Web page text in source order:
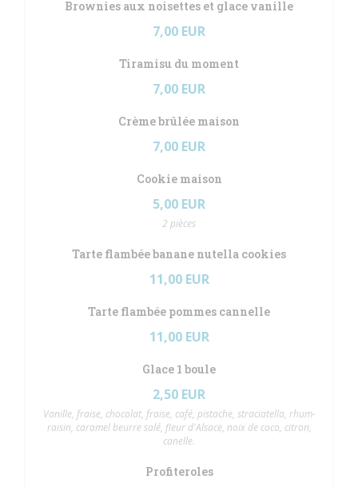
Brownies aux noisettes et glace vanille
7,00 EUR
Tiramisu du moment
7,00 EUR
Crème brûlée maison
7,00 EUR
Cookie maison
5,00 EUR
2 pièces
Tarte flambée banane nutella cookies
11,00 EUR
Tarte flambée pommes cannelle
11,00 EUR
Glace 1 boule
2,50 EUR
Vanille, fraise, chocolat, fraise, café, pistache, straciatella, rhum-
raisin, caramel beurre salé, fleur d'Alsace, noix de coco, citron,
canelle.
Profiteroles